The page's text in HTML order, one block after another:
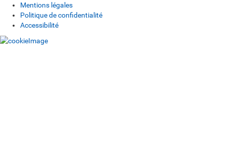
Mentions légales
Politique de confidentialité
Accessibilité